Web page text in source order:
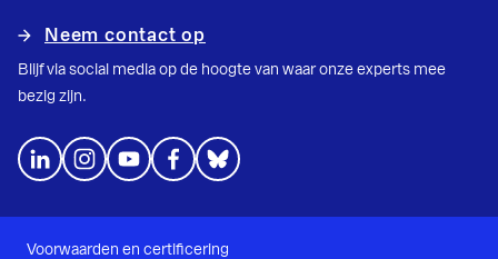
Neem contact op
Blijf via social media op de hoogte van waar onze experts mee
bezig zijn.
Voorwaarden en certificering